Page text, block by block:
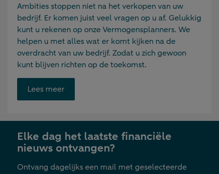
Ambities stoppen niet na het verkopen van uw
bedrijf. Er komen juist veel vragen op u af. Gelukkig
kunt u rekenen op onze Vermogensplanners. We
helpen u met alles wat er komt kijken na de
overdracht van uw bedrijf. Zodat u zich gewoon
kunt blijven richten op de toekomst.
Lees meerOpent
link
nieuwe
tab
Elke dag het laatste financiële
nieuws ontvangen?
Ontvang dagelijks een mail met geselecteerde